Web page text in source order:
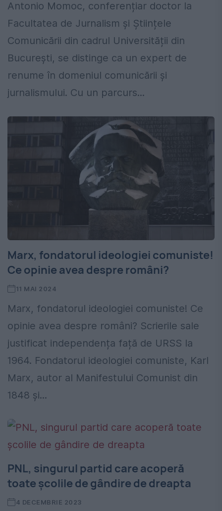
Antonio Momoc, conferențiar doctor la
Facultatea de Jurnalism și Științele
Comunicării din cadrul Universității din
București, se distinge ca un expert de
renume în domeniul comunicării și
jurnalismului. Cu un parcurs...
Marx, fondatorul ideologiei comuniste!
Ce opinie avea despre români?
11 MAI 2024
Marx, fondatorul ideologiei comuniste! Ce
opinie avea despre români? Scrierile sale
justificat independența față de URSS la
1964. Fondatorul ideologiei comuniste, Karl
Marx, autor al Manifestului Comunist din
1848 și...
PNL, singurul partid care acoperă
toate școlile de gândire de dreapta
4 DECEMBRIE 2023